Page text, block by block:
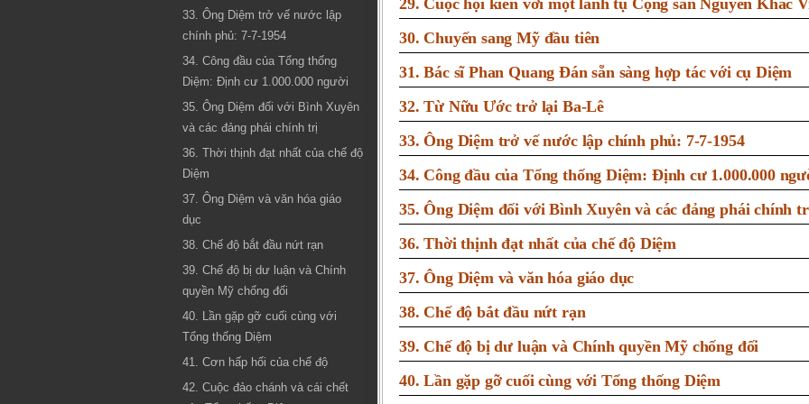
29. Cuộc hội kiến với một lãnh tụ Cộng sản Nguyễn Khắc
30. Chuyến sang Mỹ đầu tiên
31. Bác sĩ Phan Quang Đán sẵn sàng hợp tác với cụ Diệm
32. Từ Nữu Ước trở lại Ba-Lê
33. Ông Diệm trở vế nước lập chính phủ: 7-7-1954
34. Công đầu của Tổng thống Diệm: Định cư 1.000.000
35. Ông Diệm đối với Bình Xuyên và các đảng phái chính
36. Thời thịnh đạt nhất của chế độ Diệm
37. Ông Diệm và văn hóa giáo dục
38. Chế độ bắt đầu nứt rạn
39. Chế độ bị dư luận và Chính quyền Mỹ chống đối
40. Lần gặp gỡ cuối cùng với Tổng thống Diệm
33. Ông Diệm trở vế nước lập
chính phủ: 7-7-1954
34. Công đầu của Tổng thống
Diệm: Định cư 1.000.000 người
35. Ông Diệm đối với Bình Xuyên
và các đảng phái chính trị
36. Thời thịnh đạt nhất của chế độ
Diệm
37. Ông Diệm và văn hóa giáo
dục
38. Chế độ bắt đầu nứt rạn
39. Chế độ bị dư luận và Chính
quyền Mỹ chống đối
40. Lần gặp gỡ cuối cùng với
Tổng thống Diệm
41. Cơn hấp hối của chế độ
42. Cuộc đảo chánh và cái chết